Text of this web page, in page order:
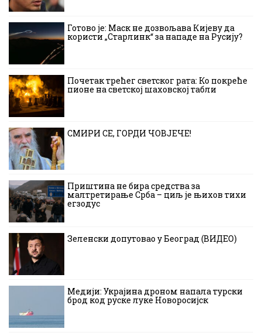
Готово је: Маск не дозвољава Кијеву да
користи „Старлинк“ за нападе на Русију?
Почетак трећег светског рата: Ко покреће
пионе на светској шаховској табли
СМИРИ СЕ, ГОРДИ ЧОВЈЕЧЕ!
Приштина не бира средства за
малтретирање Срба – циљ је њихов тихи
егзодус
Зеленски допутовао у Београд (ВИДЕО)
Медији: Украјина дроном напала турски
брод код руске луке Новоросијск